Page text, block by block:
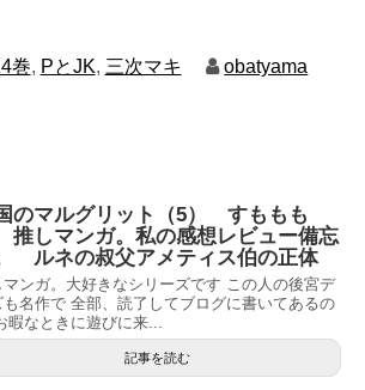
巻, PとJK, 三次マキ obatyama
のマルグリット（5） すももも
しマンガ。私の感想レビュー備忘
ルネの叔父アメティス伯の正体
マンガ。大好きなシリーズです この人の後宮デ
も名作で 全部、読了してブログに書いてあるの
暇なときに遊びに来...
記事を読む